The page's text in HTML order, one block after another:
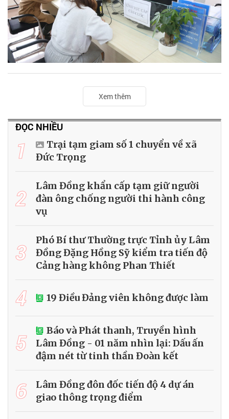
Xem thêm
ĐỌC NHIỀU
1
Trại tạm giam số 1 chuyển về xã
Đức Trọng
2
Lâm Đồng khẩn cấp tạm giữ người
đàn ông chống người thi hành công
vụ
3
Phó Bí thư Thường trực Tỉnh ủy Lâm
Đồng Đặng Hồng Sỹ kiểm tra tiến độ
Cảng hàng không Phan Thiết
4 19 Điều Đảng viên không được làm
5
Báo và Phát thanh, Truyền hình
Lâm Đồng - 01 năm nhìn lại: Dấu ấn
đậm nét từ tinh thần Đoàn kết
6
Lâm Đồng đôn đốc tiến độ 4 dự án
giao thông trọng điểm